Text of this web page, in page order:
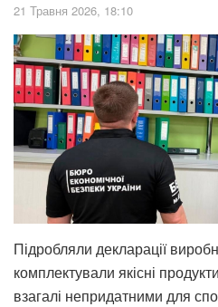
21 Травня 2026, 18:10
Підробляли декларації
комплектували якісні
взагалі непридатними для